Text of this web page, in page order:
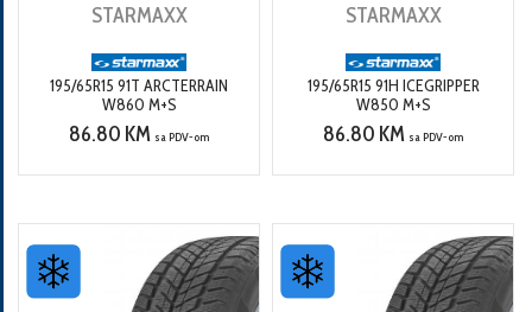
STARMAXX
195/65R15 91T ARCTERRAIN
W860 M+S
86.80 KM sa PDV-om
STARMAXX
195/65R15 91H ICEGRIPPER
W850 M+S
86.80 KM sa PDV-om